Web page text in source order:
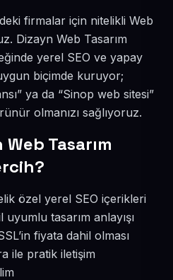
firmalar için nitelikli Web
Dizayn Web Tasarım
yerel SEO ve yapay
biçimde kuruyor;
ya da “Sinop web sitesi”
olmanızı sağlıyoruz.
Tasarım
özel yerel SEO içerikleri
uyumlu tasarım anlayışı
fiyata dahil olması
ile pratik iletişim